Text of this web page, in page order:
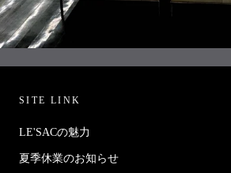
SITE LINK
LE'SACの魅力
夏季休業のお知らせ